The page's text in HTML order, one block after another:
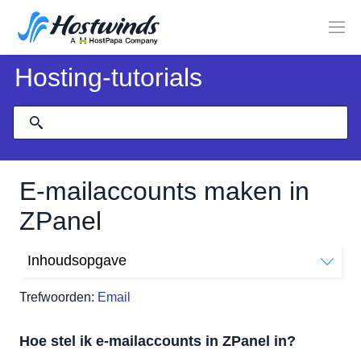
Hosting-tutorials
E-mailaccounts maken in
ZPanel
Trefwoorden: Email
Inhoudsopgave
Hoe gebruik ik e-mailclients met ZPanel?
Hoe stel ik e-mailaccounts in ZPanel in?